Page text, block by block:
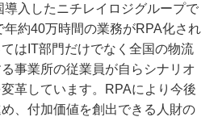
導入したニチレイロジグループで
約40万時間の業務がRPA化され
はIT部門だけでなく全国の物流
事業所の従業員が自らシナリオ
革しています。RPAにより今後
、付加価値を創出できる人財の